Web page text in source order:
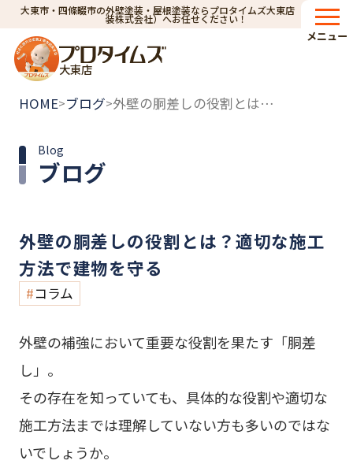
大東市・四條畷市の外壁塗装・屋根塗装ならプロタイムズ大東店（小林建
装株式会社）へお任せください！
大東店
メニュー
HOME>ブログ> 外壁の胴差しの役割とは？適切な施工方法で建物を守る
ブログ
Blog
外壁の胴差しの役割とは？適切な施工
方法で建物を守る
コラム
外壁の補強において重要な役割を果たす「胴差
し」。
その存在を知っていても、具体的な役割や適切な
施工方法までは理解していない方も多いのではな
いでしょうか。